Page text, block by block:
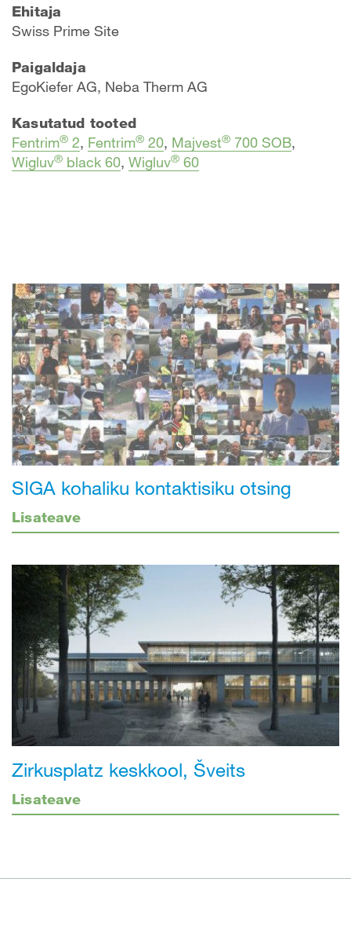
Ehitaja
Swiss Prime Site
Paigaldaja
EgoKiefer AG, Neba Therm AG
Kasutatud tooted
Fentrim® 2, Fentrim® 20, Majvest® 700 SOB,
Wigluv® black 60, Wigluv® 60
SIGA kohaliku kontaktisiku otsing
Lisateave
Zirkusplatz keskkool, Šveits
Lisateave